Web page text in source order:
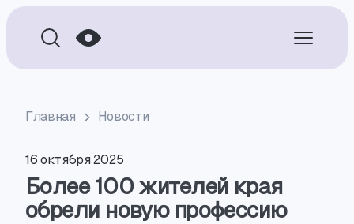
Главная Новости
16 октября 2025
Более 100 жителей края
обрели новую профессию